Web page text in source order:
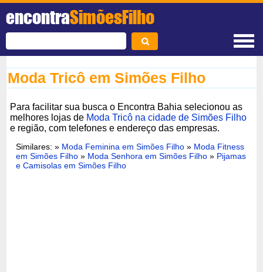
encontraSimõesFilho
Moda Tricô em Simões Filho
Para facilitar sua busca o Encontra Bahia selecionou as
melhores lojas de Moda Tricô na cidade de Simões Filho
e região, com telefones e endereço das empresas.
Similares: » Moda Feminina em Simões Filho» Moda Fitness
em Simões Filho » Moda Senhora em Simões Filho » Pijamas
e Camisolas em Simões Filho